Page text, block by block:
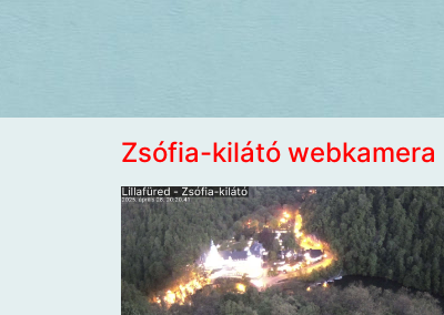
Zsófia-kilátó webkamera